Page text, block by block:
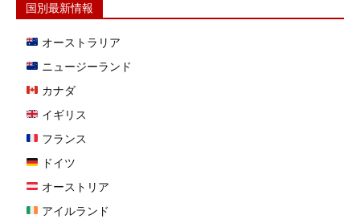
国別最新情報
オーストラリア
ニュージーランド
カナダ
イギリス
フランス
ドイツ
オーストリア
アイルランド